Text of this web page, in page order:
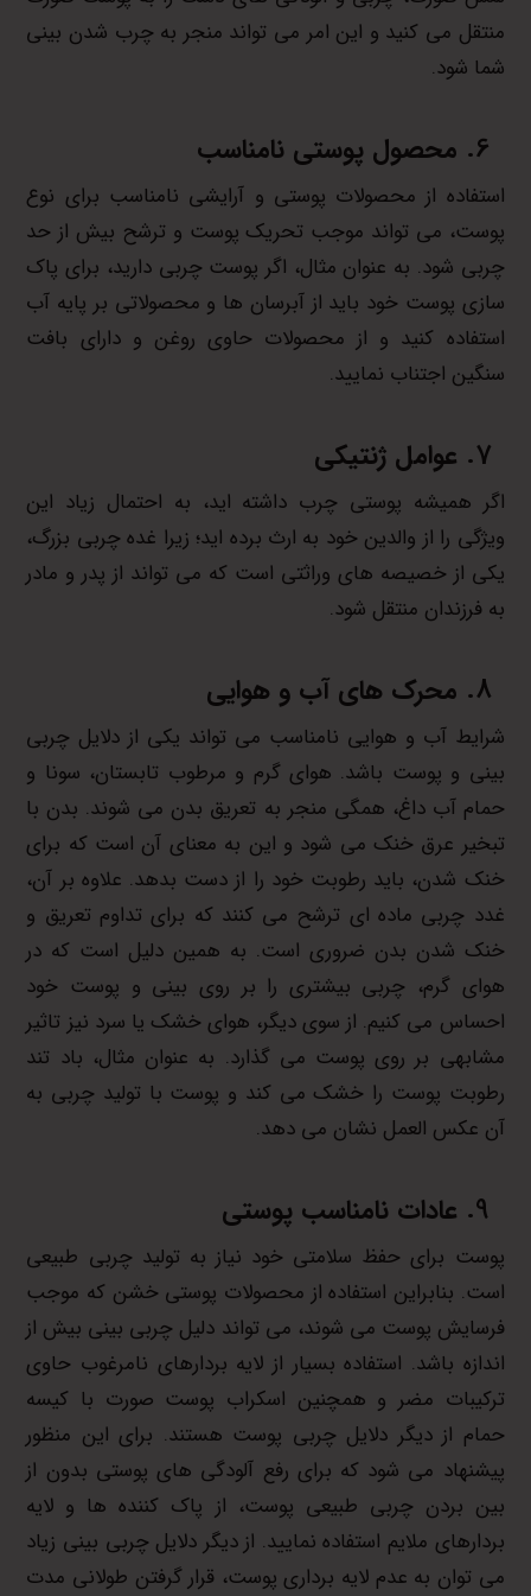
منتقل می کنید و این امر می تواند منجر به چرب شدن بینی
شما شود.
محصول پوستی نامناسب
استفاده از محصولات پوستی و آرایشی نامناسب برای نوع
پوست، می تواند موجب تحریک پوست و ترشح بیش از حد
چربی شود. به عنوان مثال، اگر پوست چربی دارید، برای پاک
سازی پوست خود باید از آبرسان ها و محصولاتی بر پایه آب
استفاده کنید و از محصولات حاوی روغن و دارای بافت
سنگین اجتناب نمایید.
عوامل ژنتیکی
اگر همیشه پوستی چرب داشته اید، به احتمال زیاد این
ویژگی را از والدین خود به ارث برده اید؛ زیرا غده چربی بزرگ،
یکی از خصیصه های وراثتی است که می تواند از پدر و مادر
به فرزندان منتقل شود.
محرک های آب و هوایی
شرایط آب و هوایی نامناسب می تواند یکی از دلایل چربی
بینی و پوست باشد. هوای گرم و مرطوب تابستان، سونا و
حمام آب داغ، همگی منجر به تعریق بدن می شوند. بدن با
تبخیر عرق خنک می شود و این به معنای آن است که برای
خنک شدن، باید رطوبت خود را از دست بدهد. علاوه بر آن،
غدد چربی ماده ای ترشح می کنند که برای تداوم تعریق و
خنک شدن بدن ضروری است. به همین دلیل است که در
هوای گرم، چربی بیشتری را بر روی بینی و پوست خود
احساس می کنیم. از سوی دیگر، هوای خشک یا سرد نیز تاثیر
مشابهی بر روی پوست می گذارد. به عنوان مثال، باد تند
رطوبت پوست را خشک می کند و پوست با تولید چربی به
آن عکس العمل نشان می دهد.
عادات نامناسب پوستی
پوست برای حفظ سلامتی خود نیاز به تولید چربی طبیعی
است. بنابراین استفاده از محصولات پوستی خشن که موجب
فرسایش پوست می شوند، می تواند دلیل چربی بینی بیش از
اندازه باشد. استفاده بسیار از لایه بردارهای نامرغوب حاوی
ترکیبات مضر و همچنین اسکراب پوست صورت با کیسه
حمام از دیگر دلایل چربی پوست هستند. برای این منظور
پیشنهاد می شود که برای رفع آلودگی های پوستی بدون از
بین بردن چربی طبیعی پوست، از پاک کننده ها و لایه
بردارهای ملایم استفاده نمایید. از دیگر دلایل چربی بینی زیاد
می توان به عدم لایه برداری پوست، قرار گرفتن طولانی مدت